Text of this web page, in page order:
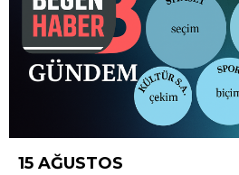
15 AĞUSTOS